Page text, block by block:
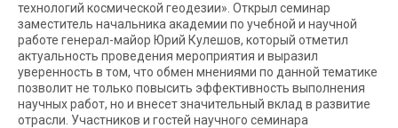
технологий космической геодезии». Открыл семинар
заместитель начальника академии по учебной и научной
работе генерал-майор Юрий Кулешов, который отметил
актуальность проведения мероприятия и выразил
уверенность в том, что обмен мнениями по данной тематике
позволит не только повысить эффективность выполнения
научных работ, но и внесет значительный вклад в развитие
отрасли. Участников и гостей научного семинара